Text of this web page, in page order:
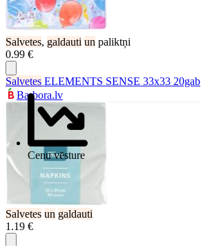
Salvetes, galdauti un paliktņi
0.99 €
Cenu vēsture
Salvetes ELEMENTS SENSE 33x33 20gab
Barbora.lv
Salvetes un galdauti
1.19 €